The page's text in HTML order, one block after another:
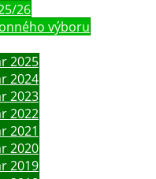
26
výboru
2025
2024
2023
2022
2021
2020
2019